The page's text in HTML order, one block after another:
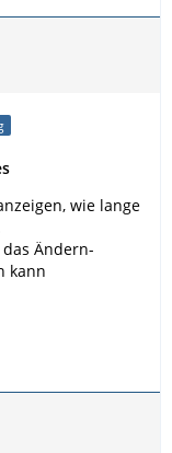
wie lange
Ändern-
kann